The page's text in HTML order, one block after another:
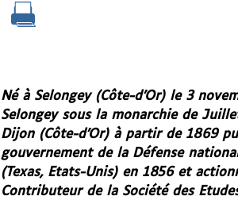
Né à Selongey (Côte-d’Or) le 3
Selongey sous la monarchie de
Dijon (Côte-d’Or) à partir de 1869
gouvernement de la Défense
(Texas, Etats-Unis) en 1856 et
Contributeur de la Société des